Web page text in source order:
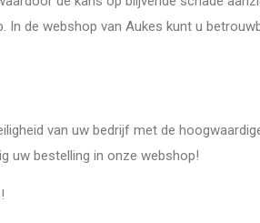
In de webshop van Aukes kunt u
van uw bedrijf met de
uw bestelling in onze webshop!